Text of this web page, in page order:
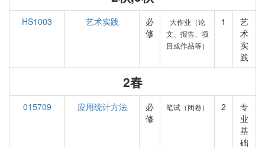
HS1003 艺术实践
必
修
大作业（论
文、报告、项
目或作品等）
1
艺
术
实
践
2春
015709 应用统计方法
必
修
笔试（闭卷） 2
专
业
基
础